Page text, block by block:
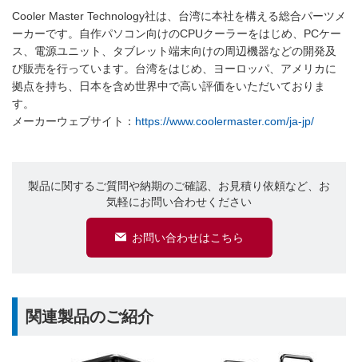
Cooler Master Technology社は、台湾に本社を構える総合パーツメ
ーカーです。自作パソコン向けのCPUクーラーをはじめ、PCケー
ス、電源ユニット、タブレット端末向けの周辺機器などの開発及
び販売を行っています。台湾をはじめ、ヨーロッパ、アメリカに
拠点を持ち、日本を含め世界中で高い評価をいただいておりま
す。
メーカーウェブサイト： https://www.coolermaster.com/ja-jp/
製品に関するご質問や納期のご確認、お見積り依頼など、お
気軽にお問い合わせください
お問い合わせはこちら
関連製品のご紹介